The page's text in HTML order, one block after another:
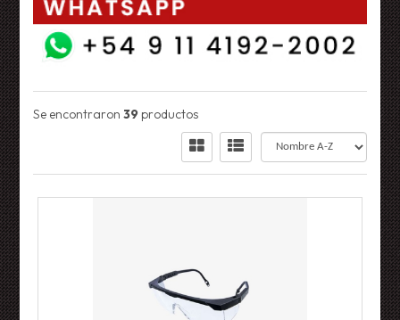
Se encontraron39productos